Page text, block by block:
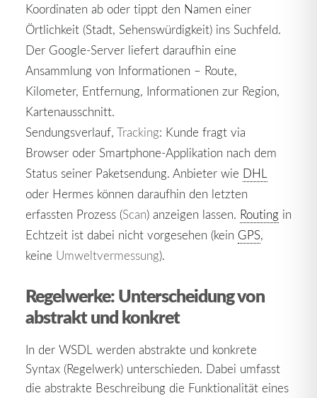
Koordinaten ab oder tippt den Namen einer
Örtlichkeit (Stadt, Sehenswürdigkeit) ins Suchfeld.
Der Google-Server liefert daraufhin eine
Ansammlung von Informationen – Route,
Kilometer, Entfernung, Informationen zur Region,
Kartenausschnitt.
Sendungsverlauf, Tracking: Kunde fragt via
Browser oder Smartphone-Applikation nach dem
Status seiner Paketsendung. Anbieter wie DHL
oder Hermes können daraufhin den letzten
erfassten Prozess (Scan) anzeigen lassen. Routing in
Echtzeit ist dabei nicht vorgesehen (kein GPS,
keine Umweltvermessung).
Regelwerke: Unterscheidung von
abstrakt und konkret
In der WSDL werden abstrakte und konkrete
Syntax (Regelwerk) unterschieden. Dabei umfasst
die abstrakte Beschreibung die Funktionalität eines